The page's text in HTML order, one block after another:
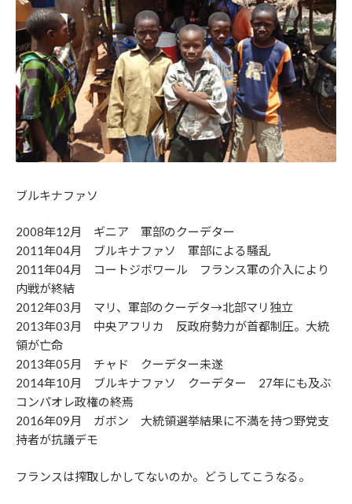
ブルキナファソ
2008年12月 ギニア 軍部のクーデター
2011年04月 ブルキナファソ 軍部による騒乱
2011年04月 コートジボワール フランス軍の介入により
内戦が終結
2012年03月 マリ、軍部のクーデタ→北部マリ独立
2013年03月 中央アフリカ 反政府勢力が首都制圧。大統
領が亡命
2013年05月 チャド クーデター未遂
2014年10月 ブルキナファソ クーデター 27年にも及ぶ
コンパオレ政権の終焉
2016年09月 ガボン 大統領選挙結果に不満を持つ野党支
持者が抗議デモ
フランスは搾取しかしてないのか。どうしてこうなる。